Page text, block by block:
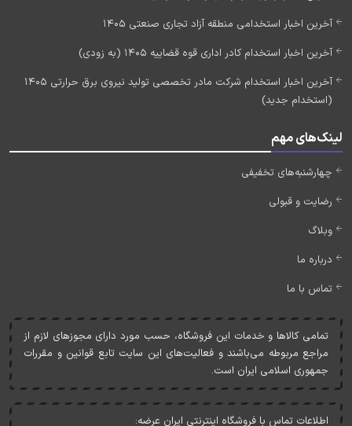
آخرین اخبار استخدامی منطقه آزاد تجاری صنعتی 1405
آخرین اخبار استخدام کادر اداری قوه قضاییه 1405 (به زودی)
آخرین اخبار استخدام شرکت مادر تخصصی تولید نیروی برق حرارتی 1405
(استخدام جدید)
لینک‌های مهم
چهارشنبه‌های تخفیفی
رضایت و قبولی
وبلاگ
درباره ما
تماس با ما
تمامی کالاها و خدمات اين فروشگاه، حسب مورد دارای مجوزهای لازم از
مراجع مربوطه می‌باشند و فعاليت‌های اين سايت تابع قوانين و مقررات
جمهوری اسلامی ايران است.
اطلاعات تماس با فروشگاه اینترنتی ایران عرضه: